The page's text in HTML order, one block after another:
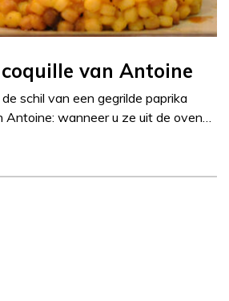
van Antoine
schil van een gegrilde paprika
Antoine: wanneer u ze uit de oven…